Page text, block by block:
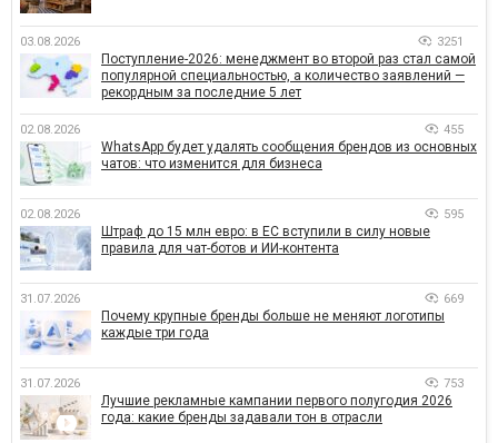
03.08.2026 3251
Поступление-2026: менеджмент во второй раз стал самой
популярной специальностью, а количество заявлений —
рекордным за последние 5 лет
02.08.2026 455
WhatsApp будет удалять сообщения брендов из основных
чатов: что изменится для бизнеса
02.08.2026 595
Штраф до 15 млн евро: в ЕС вступили в силу новые
правила для чат-ботов и ИИ-контента
31.07.2026 669
Почему крупные бренды больше не меняют логотипы
каждые три года
31.07.2026 753
Лучшие рекламные кампании первого полугодия 2026
года: какие бренды задавали тон в отрасли